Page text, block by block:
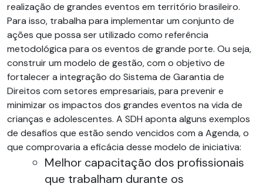
realização de grandes eventos em território brasileiro.
Para isso, trabalha para implementar um conjunto de
ações que possa ser utilizado como referência
metodológica para os eventos de grande porte. Ou seja,
construir um modelo de gestão, com o objetivo de
fortalecer a integração do Sistema de Garantia de
Direitos com setores empresariais, para prevenir e
minimizar os impactos dos grandes eventos na vida de
crianças e adolescentes. A SDH aponta alguns exemplos
de desafios que estão sendo vencidos com a Agenda, o
que comprovaria a eficácia desse modelo de iniciativa:
Melhor capacitação dos profissionais
que trabalham durante os